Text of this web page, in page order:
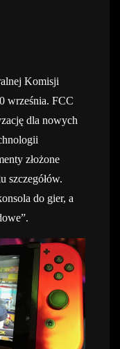
Komisji
września. FCC
dla nowych
złożone
szczegółów.
do gier, a